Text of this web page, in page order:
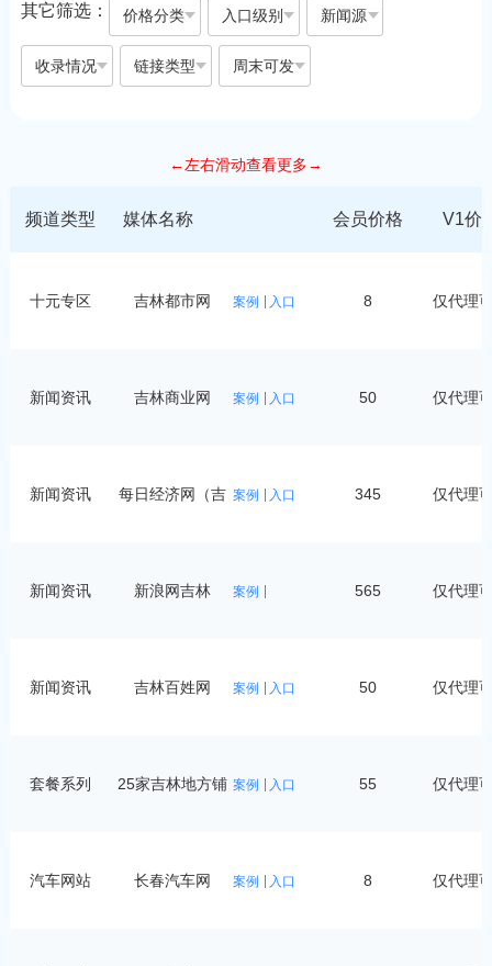
其它筛选： 价格分类 入口级别 新闻源
收录情况 链接类型 周末可发
←左右滑动查看更多→
频道类型 媒体名称 会员价格 V1价
十元专区 吉林都市网 案例 入口 8 仅代理
新闻资讯 吉林商业网 案例 入口 50 仅代理
新闻资讯
每日经济网（吉 案例 入口 345 仅代理
新闻资讯 新浪网吉林 案例 565 仅代理
新闻资讯 吉林百姓网 案例 入口 50 仅代理
套餐系列 25家吉林地方铺 案例 入口 55 仅代理
汽车网站 长春汽车网 案例 入口 8 仅代理